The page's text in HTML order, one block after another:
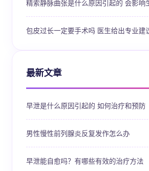
精索静脉曲张是什么原因引起的 会影响
包皮过长一定要手术吗 医生给出专业建
最新文章
早泄是什么原因引起的 如何治疗和预防
男性慢性前列腺炎反复发作怎么办
早泄能自愈吗？有哪些有效的治疗方法